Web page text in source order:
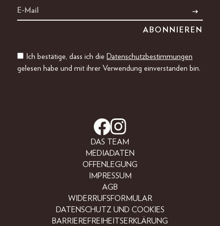
Ich bestätige, dass ich die Datenschutzbestimmungen
gelesen habe und mit ihrer Verwendung einverstanden bin.
DAS TEAM
MEDIADATEN
OFFENLEGUNG
IMPRESSUM
AGB
WIDERRUFSFORMULAR
DATENSCHUTZ UND COOKIES
BARRIEREFREIHEITSERKLÄRUNG